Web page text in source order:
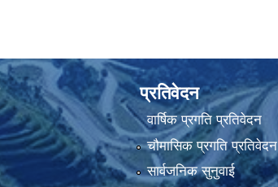
प्रतिवेदन
वार्षिक प्रगति प्रतिवेदन
चौमासिक प्रगति प्रतिवेदन
सार्वजनिक सुनुवाई